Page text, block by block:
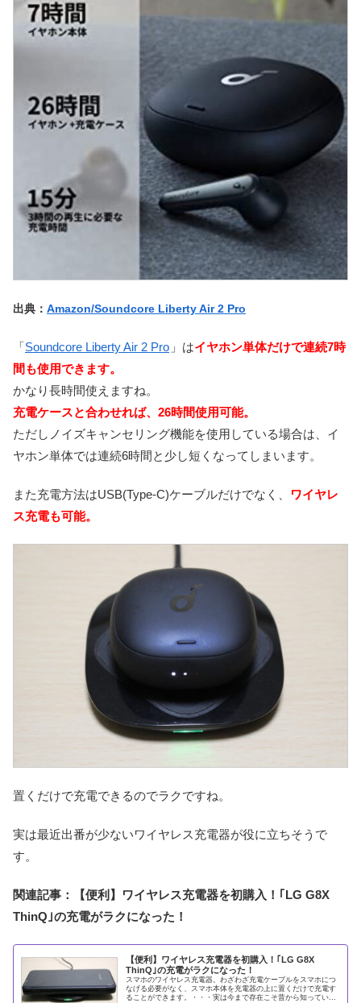
出典： Amazon/Soundcore Liberty Air 2 Pro
「Soundcore Liberty Air 2 Pro 」はイヤホン単体だけで連続7時
間も使用できます。
かなり長時間使えますね。
充電ケースと合わせれば、26時間使用可能。
ただしノイズキャンセリング機能を使用している場合は、イ
ヤホン単体では連続6時間と少し短くなってしまいます。
また充電方法はUSB(Type-C)ケーブルだけでなく、
ワイヤレ
ス充電も可能。
置くだけで充電できるのでラクですね。
実は最近出番が少ないワイヤレス充電器が役に立ちそうで
す。
関連記事：【便利】ワイヤレス充電器を初購入！｢LG G8X
ThinQ｣の充電がラクになった！
【便利】ワイヤレス充電器を初購入！｢LG G8X
ThinQ｣の充電がラクになった！
スマホのワイヤレス充電器。わざわざ充電ケーブルをスマホにつ
なげる必要がなく、スマホ本体を充電器の上に置くだけで充電す
ることができます。・・・実は今まで存在こそ昔から知っていま